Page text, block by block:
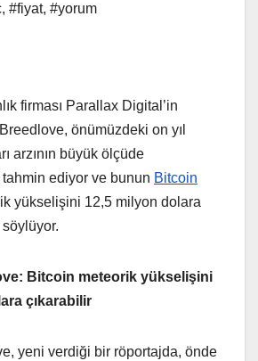
, #fiyat, #yorum
firması Parallax Digital’in
önümüzdeki on yıl
arzının büyük ölçüde
ediyor ve bunun Bitcoin
yükselişini 12,5 milyon dolara
Bitcoin meteorik yükselişini
çıkarabilir
yeni verdiği bir röportajda, önde